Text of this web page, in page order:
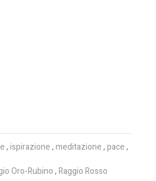
,ispirazione,meditazione,pace,
Oro-Rubino,Raggio Rosso